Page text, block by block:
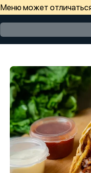
Меню может